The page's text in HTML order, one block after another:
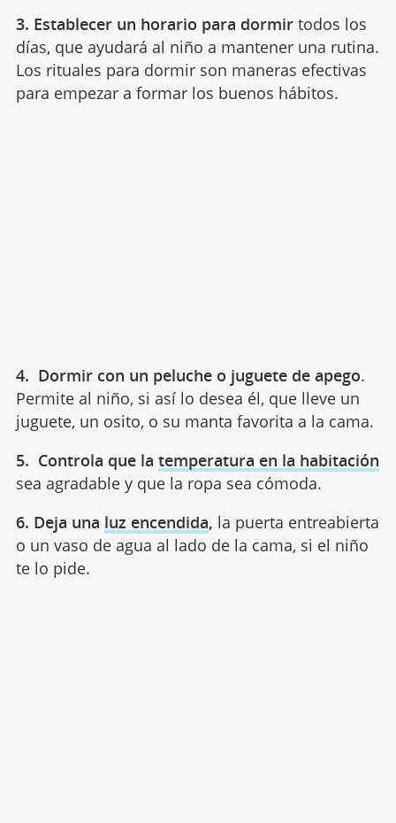
3. Establecer un horario para dormirtodos los
días, que ayudará al niño a mantener una rutina.
Los rituales para dormir son maneras efectivas
para empezar a formar los buenos hábitos.
4. Dormir con un peluche o juguete de apego.
Permite al niño, si así lo desea él, que lleve un
juguete, un osito, o su manta favorita a la cama.
5. Controla que la temperatura en la habitación
sea agradable y que la ropa sea cómoda.
6. Deja una luz encendida, la puerta entreabierta
o un vaso de agua al lado de la cama, si el niño
te lo pide.